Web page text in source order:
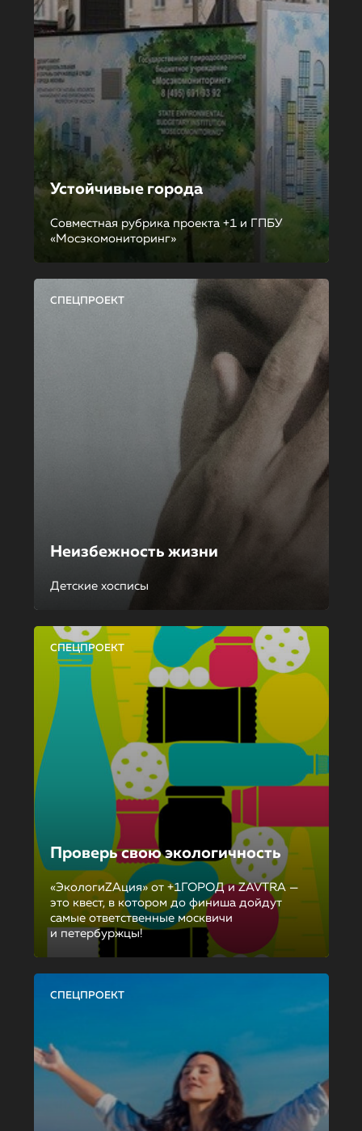
Устойчивые города
Совместная рубрика проекта +1 и ГПБУ
«Мосэкомониторинг»
СПЕЦПРОЕКТ
Неизбежность жизни
Детские хосписы
СПЕЦПРОЕКТ
Проверь свою экологичность
«ЭкологиZAция» от +1ГОРОД и ZAVTRA —
это квест, в котором до финиша дойдут
самые ответственные москвичи
и петербуржцы!
СПЕЦПРОЕКТ